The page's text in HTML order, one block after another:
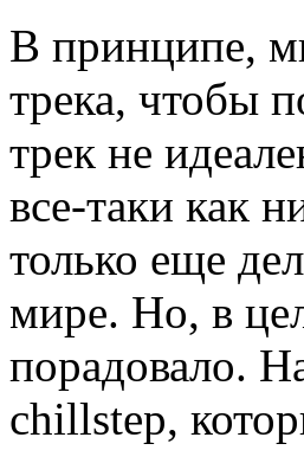
В принципе,
трека, чтобы
трек не
все-таки как
только еще
мире. Но, в
порадовало.
chillstep,